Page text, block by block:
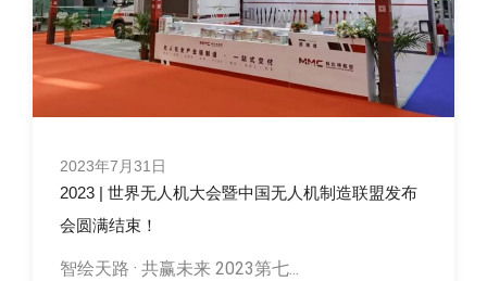
2023年7月31日
2023 | 世界无人机大会暨中国无人机制造联盟发布
会圆满结束！
智绘天路 · 共赢未来 2023第七...